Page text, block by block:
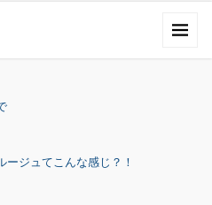
ージュてこんな感じ？！